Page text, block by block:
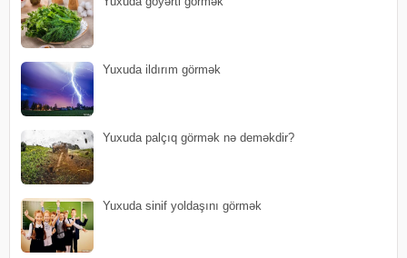
Yuxuda ildırım görmək
Yuxuda palçıq görmək nə deməkdir?
Yuxuda sinif yoldaşını görmək